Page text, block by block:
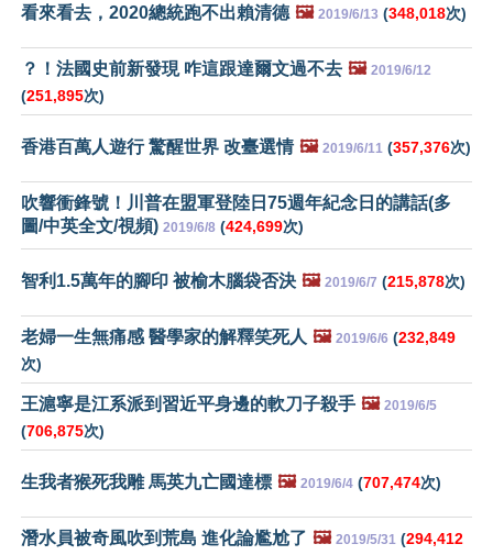
看來看去，2020總統跑不出賴清德 🖼️ 2019/6/13 (348,018次)
？！法國史前新發現 咋這跟達爾文過不去 🖼️ 2019/6/12
(251,895次)
香港百萬人遊行 驚醒世界 改臺選情 🖼️ 2019/6/11 (357,376次)
吹響衝鋒號！川普在盟軍登陸日75週年紀念日的講話(多
圖/中英全文/視頻) 2019/6/8 (424,699次)
智利1.5萬年的腳印 被榆木腦袋否決 🖼️ 2019/6/7 (215,878次)
老婦一生無痛感 醫學家的解釋笑死人 🖼️ 2019/6/6 (232,849
次)
王滬寧是江系派到習近平身邊的軟刀子殺手 🖼️ 2019/6/5
(706,875次)
生我者猴死我雕 馬英九亡國達標 🖼️ 2019/6/4 (707,474次)
潛水員被奇風吹到荒島 進化論尷尬了 🖼️ 2019/5/31 (294,412